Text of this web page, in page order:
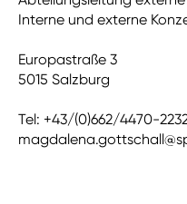
Interne und externe
Europastraße 3
5015 Salzburg
Tel: +43/(0)662/4470-